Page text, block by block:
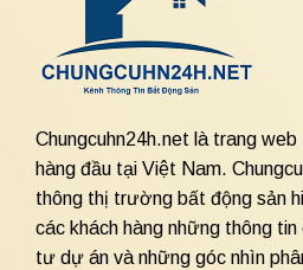
Chungcuhn24h.net là trang
hàng đầu tại Việt Nam.
thông thị trường bất động sản
các khách hàng những thông
tư dự án và những góc nhìn